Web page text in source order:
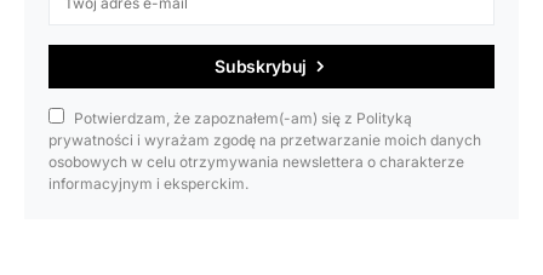
Subskrybuj
Potwierdzam, że zapoznałem(-am) się z Polityką
prywatności i wyrażam zgodę na przetwarzanie moich danych
osobowych w celu otrzymywania newslettera o charakterze
informacyjnym i eksperckim.